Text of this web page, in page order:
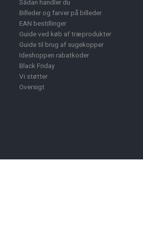
Sådan handler du
Billeder og farver på billeder
EAN bestillinger
Guide ved køb af træprodukter
Guide til brug af sugekopper
Ideshoppen rabatkoder
Black Friday
Vi støtter
Oversigt